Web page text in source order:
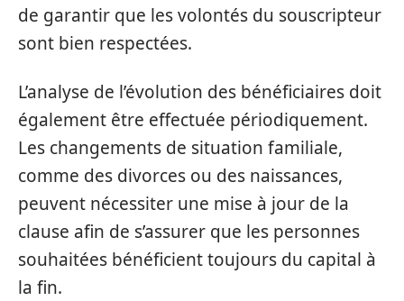
de garantir que les volontés du souscripteur
sont bien respectées.
L’analyse de l’évolution des bénéficiaires doit
également être effectuée périodiquement.
Les changements de situation familiale,
comme des divorces ou des naissances,
peuvent nécessiter une mise à jour de la
clause afin de s’assurer que les personnes
souhaitées bénéficient toujours du capital à
la fin.